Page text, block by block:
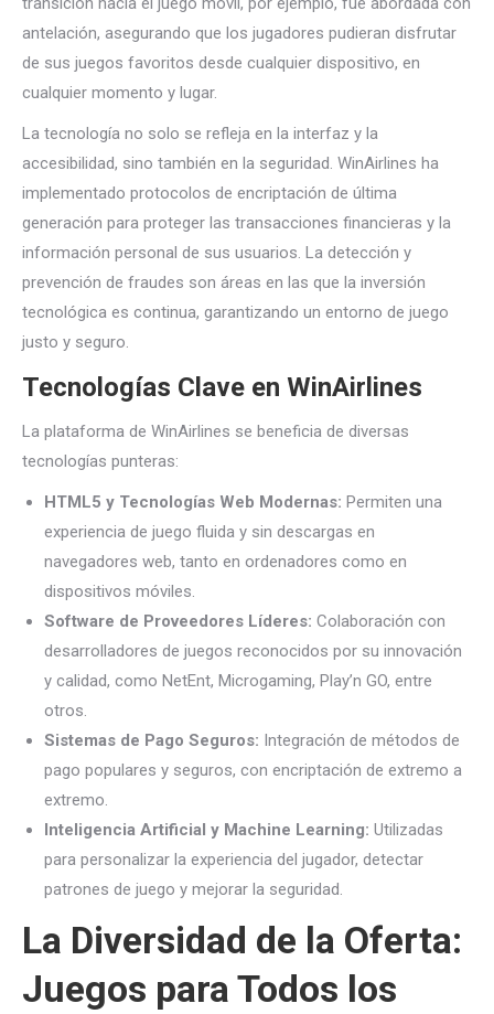
antelación, asegurando que los jugadores pudieran disfrutar
de sus juegos favoritos desde cualquier dispositivo, en
cualquier momento y lugar.
La tecnología no solo se refleja en la interfaz y la
accesibilidad, sino también en la seguridad. WinAirlines ha
implementado protocolos de encriptación de última
generación para proteger las transacciones financieras y la
información personal de sus usuarios. La detección y
prevención de fraudes son áreas en las que la inversión
tecnológica es continua, garantizando un entorno de juego
justo y seguro.
Tecnologías Clave en WinAirlines
La plataforma de WinAirlines se beneficia de diversas
tecnologías punteras:
HTML5 y Tecnologías Web Modernas: Permiten una
experiencia de juego fluida y sin descargas en
navegadores web, tanto en ordenadores como en
dispositivos móviles.
Software de Proveedores Líderes: Colaboración con
desarrolladores de juegos reconocidos por su innovación
y calidad, como NetEnt, Microgaming, Play’n GO, entre
otros.
Sistemas de Pago Seguros: Integración de métodos de
pago populares y seguros, con encriptación de extremo a
extremo.
Inteligencia Artificial y Machine Learning: Utilizadas
para personalizar la experiencia del jugador, detectar
patrones de juego y mejorar la seguridad.
La Diversidad de la Oferta:
Juegos para Todos los